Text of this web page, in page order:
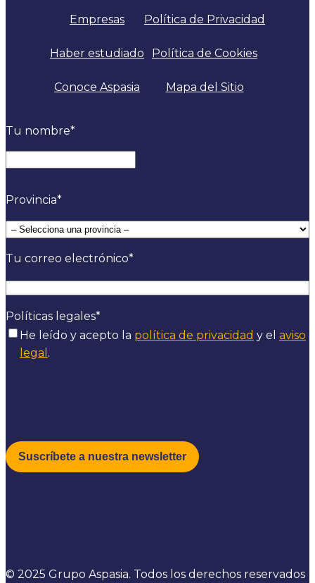
Empresas
Haber estudiado
Conoce Aspasia
Política de Privacidad
Política de Cookies
Mapa del Sitio
Tu nombre*
Provincia*
Tu correo electrónico*
Políticas legales*
He leído y acepto la política de privacidad y el aviso
legal .
© 2025 Grupo Aspasia. Todos los derechos reservados